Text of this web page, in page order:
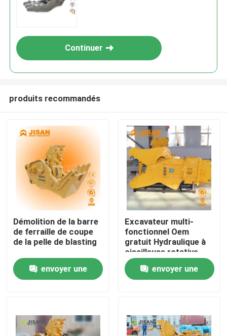
Produits
Continuer
produits recommandés
Démolition de la barre
de ferraille de coupe
de la pelle de blasting
envoyer une
Excavateur multi-
fonctionnel Oem
gratuit Hydraulique à
cisailleuse rotative
Pulvérisateur de béton
pour une excavatrice
de 20 tonnes
envoyer une